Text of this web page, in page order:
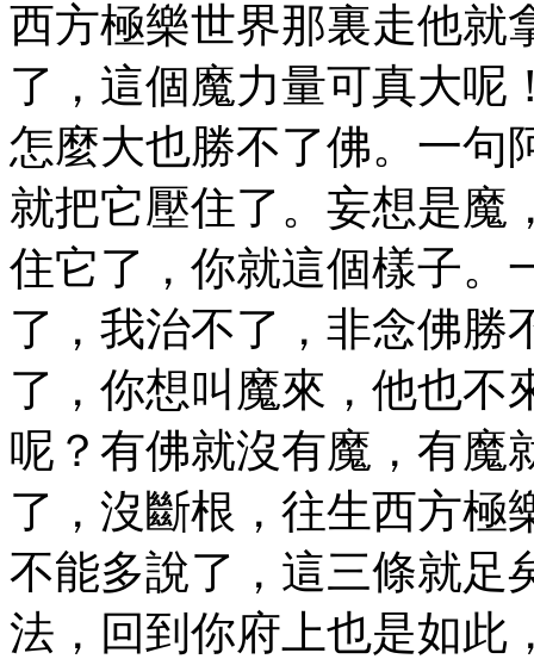
西方極樂世界那裏走他就
了，這個魔力量可真大呢
怎麼大也勝不了佛。一句
就把它壓住了。妄想是魔
住它了，你就這個樣子。
了，我治不了，非念佛勝
了，你想叫魔來，他也不
呢？有佛就沒有魔，有魔
了，沒斷根，往生西方極
不能多說了，這三條就足
法，回到你府上也是如此